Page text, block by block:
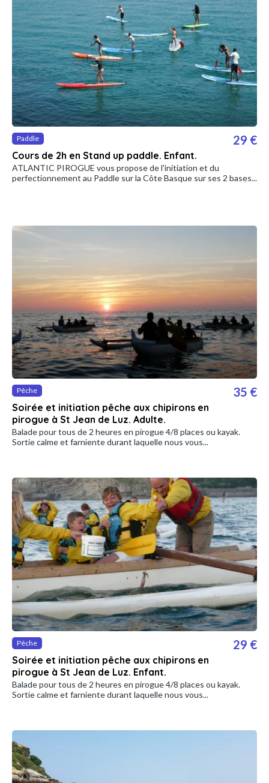
Paddle
Cours de 2h en Stand up paddle. Enfant.
29 €
ATLANTIC PIROGUE vous propose de l'initiation et du
perfectionnement au Paddle sur la Côte Basque sur ses 2 bases...
Pêche
Soirée et initiation pêche aux chipirons en
pirogue à St Jean de Luz. Adulte.
35 €
Balade pour tous de 2 heures en pirogue 4/8 places ou kayak.
Sortie calme et farniente durant laquelle nous vous...
Pêche
Soirée et initiation pêche aux chipirons en
pirogue à St Jean de Luz. Enfant.
29 €
Balade pour tous de 2 heures en pirogue 4/8 places ou kayak.
Sortie calme et farniente durant laquelle nous vous...